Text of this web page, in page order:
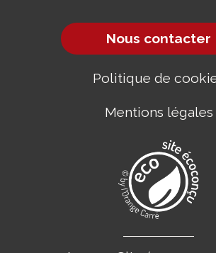
Nous contacter
Politique de
Mentions légales